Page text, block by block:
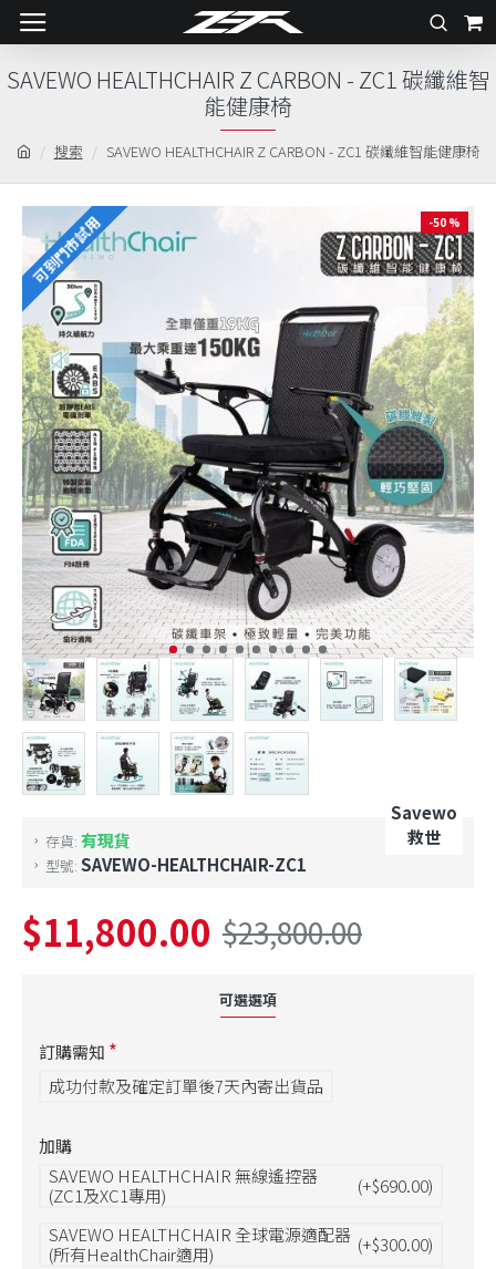
搜索 SAVEWO HEALTHCHAIR Z CARBON - ZC1 碳纖維智能健康椅
SAVEWO HEALTHCHAIR Z CARBON - ZC1 碳纖維智
能健康椅
可到門市試用 -50 %
存貨: 有現貨
型號: SAVEWO-HEALTHCHAIR-ZC1
Savewo
救世
$11,800.00 $23,800.00
可選選項
訂購需知
成功付款及確定訂單後7天內寄出貨品
加購
SAVEWO HEALTHCHAIR 無線遙控器
(ZC1及XC1專用)
(+$690.00)
SAVEWO HEALTHCHAIR 全球電源適配器
(所有HealthChair適用)
(+$300.00)